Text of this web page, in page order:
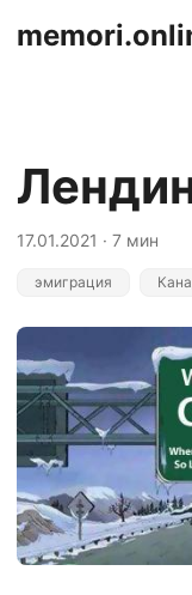
17.01.2021 · 7 мин
эмиграция